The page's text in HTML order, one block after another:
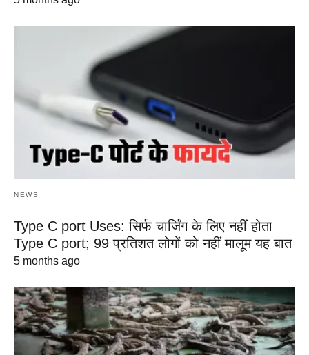
NEWS
Type C port Uses: सिर्फ चार्जिंग के लिए नहीं होता
Type C port; 99 प्रतिशत लोगों को नहीं मालूम यह बात
5 months ago